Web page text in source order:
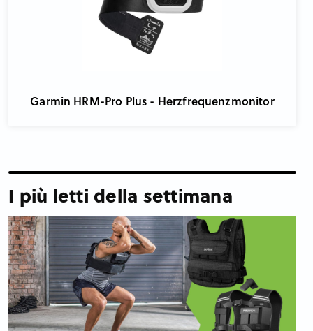
Garmin HRM-Pro Plus - Herzfrequenzmonitor
I più letti della settimana